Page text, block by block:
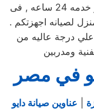
الكهربائيه, كما توفر لكم مرلكز صيانه دايو خدمه 24 ساعه , فى
لصيانه اجهزتكم .
درجة عاليه من
ومدربين
في مصر
عناوين صيانة دايو